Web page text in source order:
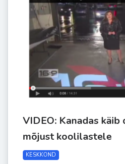
VIDEO: Kanadas
mõjust koolilastele
KESKKOND